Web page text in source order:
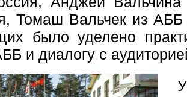
Томаш Вальчек из
было уделено
и диалогу с